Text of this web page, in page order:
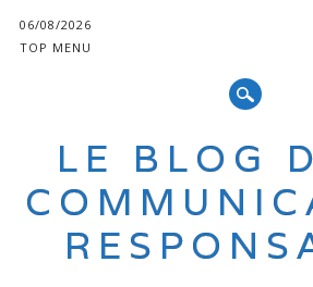
06/08/2026
TOP MENU
LE BLOG